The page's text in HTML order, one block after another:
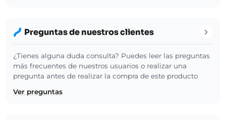
Preguntas de nuestros clientes
¿Tienes alguna duda consulta? Puedes leer las preguntas
más frecuentes de nuestros usuarios o realizar una
pregunta antes de realizar la compra de este producto
Ver preguntas